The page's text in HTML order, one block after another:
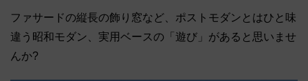
ファサードの縦長の飾り窓など、ポストモダンとはひと味
違う昭和モダン、実用ベースの「遊び」があると思いませ
んか?